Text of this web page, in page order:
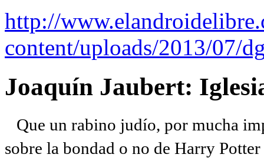
http://
content/uploads/2013/07/
Joaquín Jaubert:
Que un rabino judío, por mucha
sobre la bondad o no de Harry